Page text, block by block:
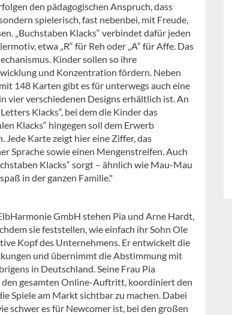
den pädagogischen Anspruch, dass
spielerisch, fast nebenbei, mit Freude,
„Buchstaben Klacks“ verbindet dafür jeden
etwa „R“ für Reh oder „A“ für Affe. Das
Kinder sollen so ihre
und Konzentration fördern. Neben
148 Karten gibt es für unterwegs auch eine
vier verschiedenen Designs erhältlich ist. An
Klacks“, bei dem die Kinder das
Klacks“ hingegen soll dem Erwerb
Jede Karte zeigt hier eine Ziffer, das
Sprache sowie einen Mengenstreifen. Auch
Klacks“ sorgt – ähnlich wie Mau-Mau
in der ganzen Familie."
GmbH stehen Pia und Arne Hardt,
sie feststellen, wie einfach ihr Sohn Ole
Kopf des Unternehmens. Er entwickelt die
und übernimmt die Abstimmung mit
in Deutschland. Seine Frau Pia
gesamten Online-Auftritt, koordiniert den
Spiele am Markt sichtbar zu machen. Dabei
schwer es für Newcomer ist, bei den großen